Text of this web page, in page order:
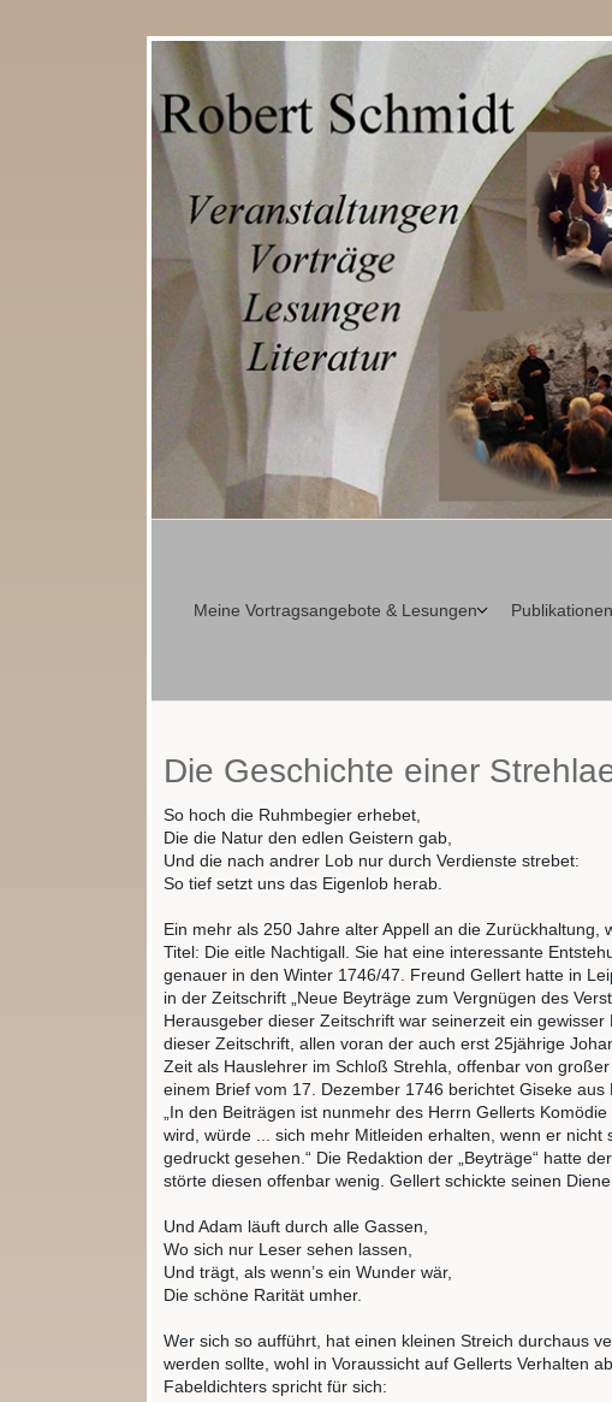
Meine Vortragsangebote & Lesungen
Die Geschichte einer
So hoch die Ruhmbegier erhebet,
Die die Natur den edlen Geistern gab,
Und die nach andrer Lob nur durch Verdienste strebet:
So tief setzt uns das Eigenlob herab.
Ein mehr als 250 Jahre alter Appell an die
Titel: Die eitle Nachtigall. Sie hat eine interessante
genauer in den Winter 1746/47. Freund Gellert hatte in
in der Zeitschrift „Neue Beyträge zum Vergnügen des
Herausgeber dieser Zeitschrift war seinerzeit ein
dieser Zeitschrift, allen voran der auch erst 25jährige
Zeit als Hauslehrer im Schloß Strehla, offenbar von
einem Brief vom 17. Dezember 1746 berichtet Giseke
„In den Beiträgen ist nunmehr des Herrn Gellerts
wird, würde ... sich mehr Mitleiden erhalten, wenn er
gedruckt gesehen.“ Die Redaktion der „Beyträge“ hatte
störte diesen offenbar wenig. Gellert schickte seinen
Und Adam läuft durch alle Gassen,
Wo sich nur Leser sehen lassen,
Und trägt, als wenn’s ein Wunder wär,
Die schöne Rarität umher.
Wer sich so aufführt, hat einen kleinen Streich durchaus
werden sollte, wohl in Voraussicht auf Gellerts Verhalten
Fabeldichters spricht für sich: